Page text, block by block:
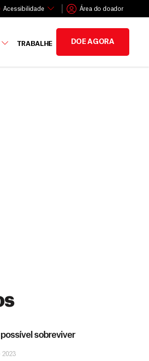
Acessibilidade Área do doador
TRABALHE DOE AGORA
possível sobreviver
2023